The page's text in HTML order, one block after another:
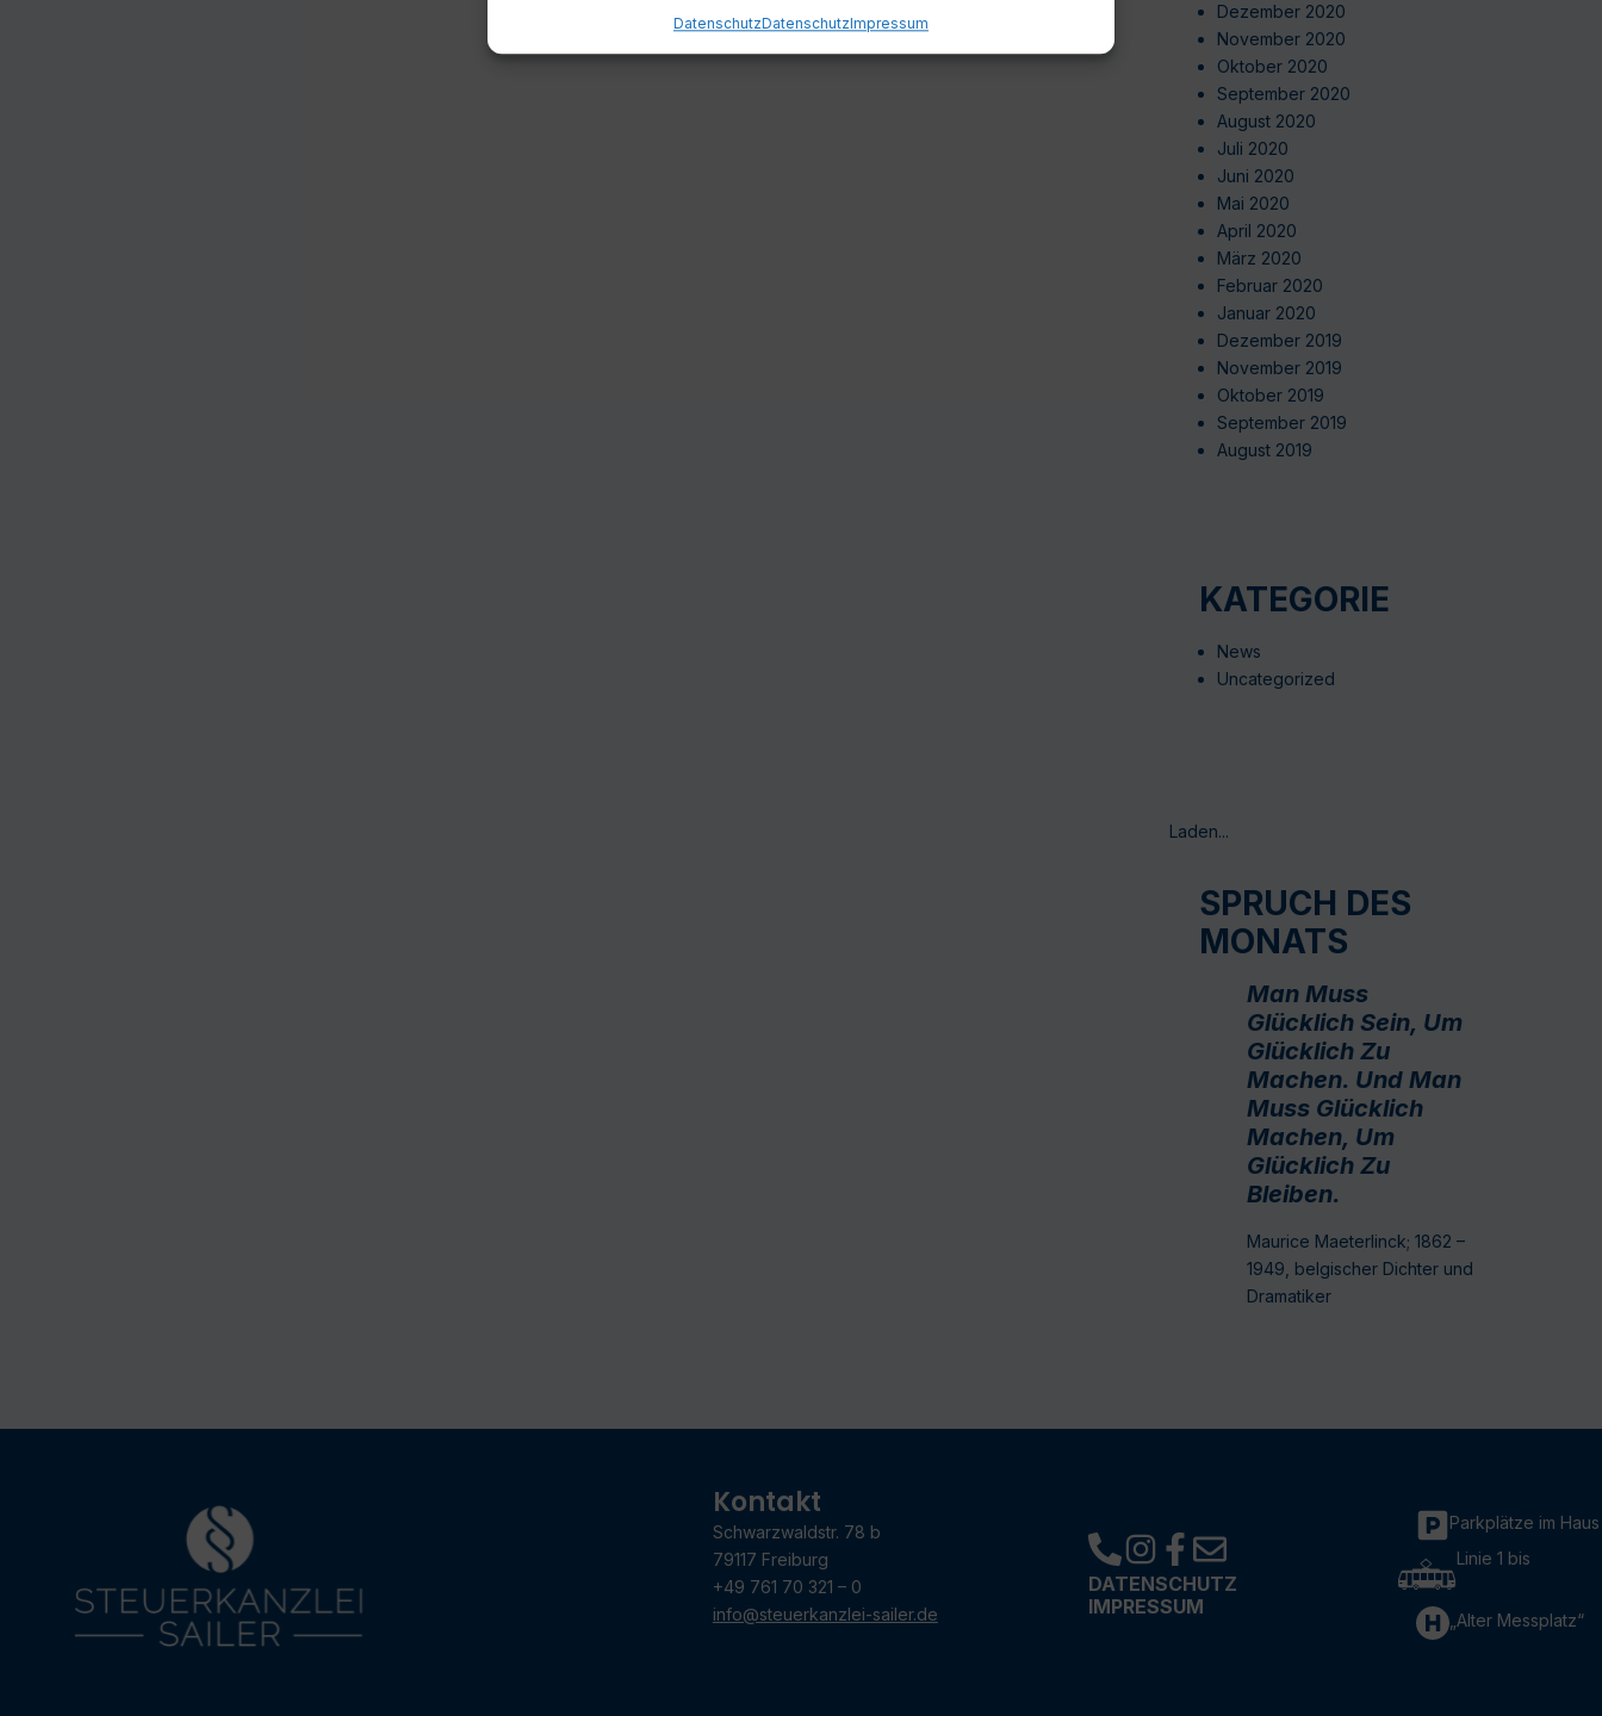
DatenschutzDatenschutzImpressum
Dezember 2020
November 2020
Oktober 2020
September 2020
August 2020
Juli 2020
Juni 2020
Mai 2020
April 2020
März 2020
Februar 2020
Januar 2020
Dezember 2019
November 2019
Oktober 2019
September 2019
August 2019
KATEGORIE
News
Uncategorized
Laden...
SPRUCH DES
MONATS
Man Muss
Glücklich Sein, Um
Glücklich Zu
Machen. Und Man
Muss Glücklich
Machen, Um
Glücklich Zu
Bleiben.
Maurice Maeterlinck; 1862 –
1949, belgischer Dichter und
Dramatiker
Kontakt
Schwarzwaldstr. 78 b
79117 Freiburg
+49 761 70 321 – 0
info@steuerkanzlei-sailer.de
DATENSCHUTZ
IMPRESSUM
Parkplätze im Haus
Linie 1 bis
„Alter Messplatz“